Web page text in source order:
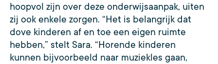
hoopvol zijn over deze onderwijsaanpak, uiten
zij ook enkele zorgen. “Het is belangrijk dat
dove kinderen af en toe een eigen ruimte
hebben,” stelt Sara. “Horende kinderen
kunnen bijvoorbeeld naar muziekles gaan,